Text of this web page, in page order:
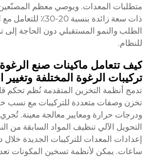
متطلبات المعدات. ويوصي معظم المصنّعين
ذات سعة زائدة بنسبة 20-
الطلب والنمو المستقبلي دون الحاجة إلى
للنظام.
كيف تتعامل ماكينات صنع
تركيبات الرغوة المختلفة وتغيير
تدمج أنظمة التخزين المتقدمة نُظم تحكم
تخزن وصفات متعددة للتركيبات مع نسب
ودرجات حرارة ومعايير معالجة معينة.
التحويل الآلي تنظيف المواد السابقة من
إعدادات المعدات للتركيبات الجديدة خلال
ساعات. يمكن لأنظمة تسخين المكونات